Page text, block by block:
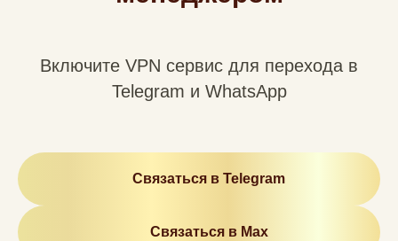
Включите VPN сервис для перехода в
Telegram и WhatsApp
Связаться в Telegram
Связаться в Max